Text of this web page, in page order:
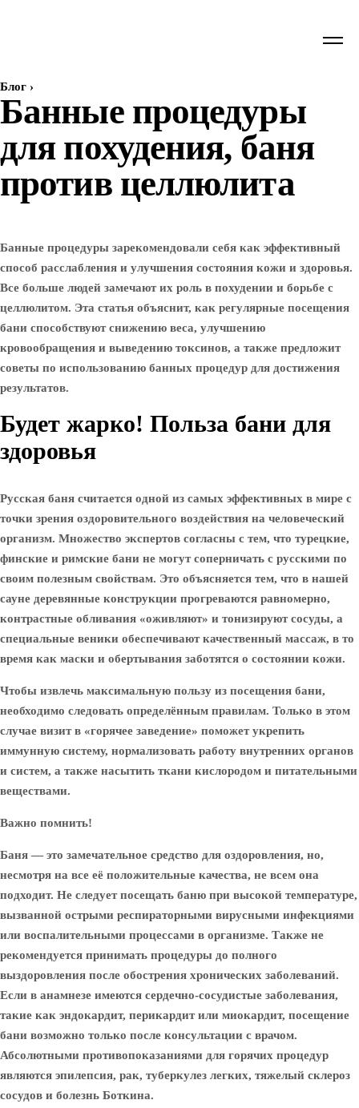
Блог ›
Банные процедуры
для похудения, баня
против целлюлита
Банные процедуры зарекомендовали себя как эффективный
способ расслабления и улучшения состояния кожи и здоровья.
Все больше людей замечают их роль в похудении и борьбе с
целлюлитом. Эта статья объяснит, как регулярные посещения
бани способствуют снижению веса, улучшению
кровообращения и выведению токсинов, а также предложит
советы по использованию банных процедур для достижения
результатов.
Будет жарко! Польза бани для
здоровья
Русская баня считается одной из самых эффективных в мире с
точки зрения оздоровительного воздействия на человеческий
организм. Множество экспертов согласны с тем, что турецкие,
финские и римские бани не могут соперничать с русскими по
своим полезным свойствам. Это объясняется тем, что в нашей
сауне деревянные конструкции прогреваются равномерно,
контрастные обливания «оживляют» и тонизируют сосуды, а
специальные веники обеспечивают качественный массаж, в то
время как маски и обертывания заботятся о состоянии кожи.
Чтобы извлечь максимальную пользу из посещения бани,
необходимо следовать определённым правилам. Только в этом
случае визит в «горячее заведение» поможет укрепить
иммунную систему, нормализовать работу внутренних органов
и систем, а также насытить ткани кислородом и питательными
веществами.
Важно помнить!
Баня — это замечательное средство для оздоровления, но,
несмотря на все её положительные качества, не всем она
подходит. Не следует посещать баню при высокой температуре,
вызванной острыми респираторными вирусными инфекциями
или воспалительными процессами в организме. Также не
рекомендуется принимать процедуры до полного
выздоровления после обострения хронических заболеваний.
Если в анамнезе имеются сердечно-сосудистые заболевания,
такие как эндокардит, перикардит или миокардит, посещение
бани возможно только после консультации с врачом.
Абсолютными противопоказаниями для горячих процедур
являются эпилепсия, рак, туберкулез легких, тяжелый склероз
сосудов и болезнь Боткина.